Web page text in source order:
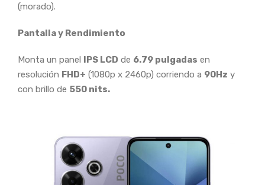
(morado).
Pantalla y Rendimiento
Monta un panel IPS LCD de 6.79 pulgadas en
resolución FHD+ (1080p x 2460p) corriendo a 90Hz y
con brillo de 550 nits.